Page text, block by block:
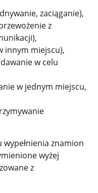
zaciąganie),
z
innym miejscu),
w celu
w jednym miejscu,
znamion
wyżej
z